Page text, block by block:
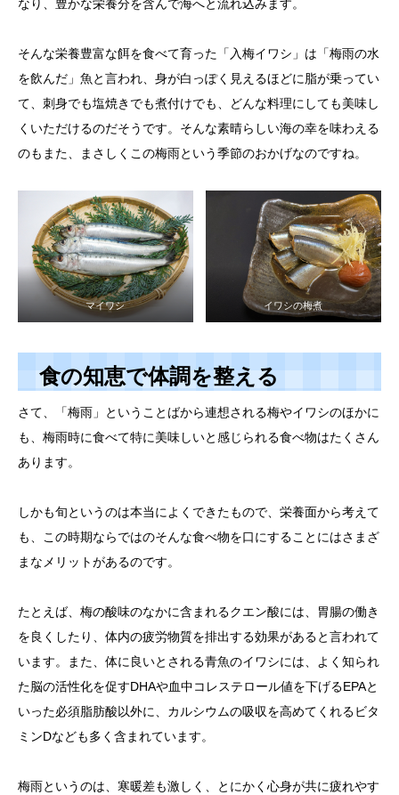
なり、豊かな栄養分を含んで海へと流れ込みます。
そんな栄養豊富な餌を食べて育った「入梅イワシ」は「梅雨の水
を飲んだ」魚と言われ、身が白っぽく見えるほどに脂が乗ってい
て、刺身でも塩焼きでも煮付けでも、どんな料理にしても美味し
くいただけるのだそうです。そんな素晴らしい海の幸を味わえる
のもまた、まさしくこの梅雨という季節のおかげなのですね。
マイワシ イワシの梅煮
食の知恵で体調を整える
さて、「梅雨」ということばから連想される梅やイワシのほかに
も、梅雨時に食べて特に美味しいと感じられる食べ物はたくさん
あります。
しかも旬というのは本当によくできたもので、栄養面から考えて
も、この時期ならではのそんな食べ物を口にすることにはさまざ
まなメリットがあるのです。
たとえば、梅の酸味のなかに含まれるクエン酸には、胃腸の働き
を良くしたり、体内の疲労物質を排出する効果があると言われて
います。また、体に良いとされる青魚のイワシには、よく知られ
た脳の活性化を促すDHAや血中コレステロール値を下げるEPAと
いった必須脂肪酸以外に、カルシウムの吸収を高めてくれるビタ
ミンDなども多く含まれています。
梅雨というのは、寒暖差も激しく、とにかく心身が共に疲れやす